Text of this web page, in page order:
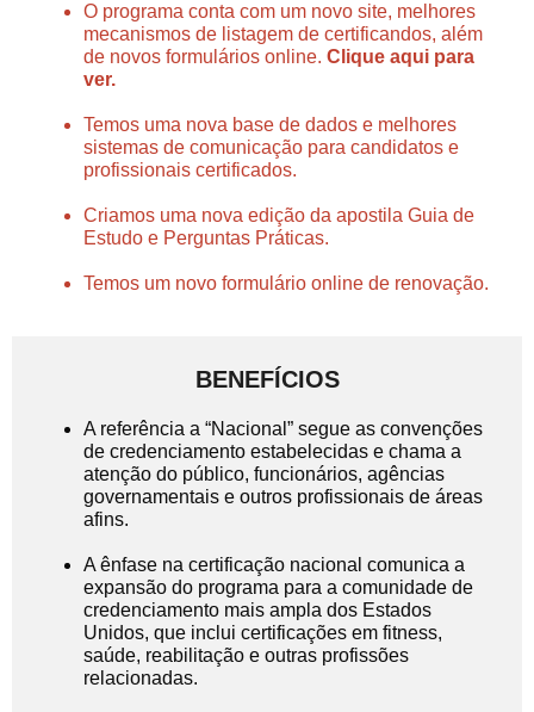
O programa conta com um novo site, melhores
mecanismos de listagem de certificandos, além
de novos formulários online. Clique aqui para
ver.
Temos uma nova base de dados e melhores
sistemas de comunicação para candidatos e
profissionais certificados.
Criamos uma nova edição da apostila Guia de
Estudo e Perguntas Práticas.
Temos um novo formulário online de renovação.
BENEFÍCIOS
A referência a “Nacional” segue as convenções
de credenciamento estabelecidas e chama a
atenção do público, funcionários, agências
governamentais e outros profissionais de áreas
afins.
A ênfase na certificação nacional comunica a
expansão do programa para a comunidade de
credenciamento mais ampla dos Estados
Unidos, que inclui certificações em fitness,
saúde, reabilitação e outras profissões
relacionadas.